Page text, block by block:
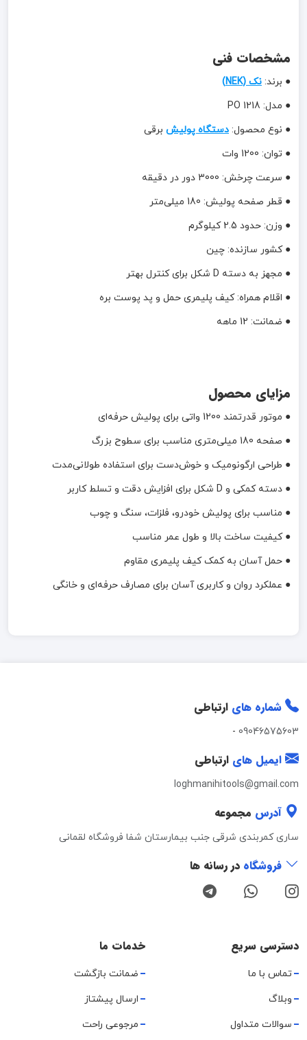
مشخصات فنی
● برند: نک (NEK)
● مدل: 1218 PO
● نوع محصول: دستگاه پولیش برقی
● توان: 1200 وات
● سرعت چرخش: 3000 دور در دقیقه
● قطر صفحه پولیش: 180 میلی‌متر
● وزن: حدود 2.5 کیلوگرم
● کشور سازنده: چین
● مجهز به دسته D شکل برای کنترل بهتر
● اقلام همراه: کیف پلیمری حمل و پد پوست بره
● ضمانت: 12 ماهه
مزایای محصول
● موتور قدرتمند 1200 واتی برای پولیش حرفه‌ای
● صفحه 180 میلی‌متری مناسب برای سطوح بزرگ
● طراحی ارگونومیک و خوش‌دست برای استفاده طولانی‌مدت
● دسته کمکی و D شکل برای افزایش دقت و تسلط کاربر
● مناسب برای پولیش خودرو، فلزات، سنگ و چوب
● کیفیت ساخت بالا و طول عمر مناسب
● حمل آسان به کمک کیف پلیمری مقاوم
● عملکرد روان و کاربری آسان برای مصارف حرفه‌ای و خانگی
شماره های ارتباطی
09046575603
-
ایمیل های ارتباطی
loghmanihitools@gmail.com
آدرس مجموعه
ساری کمربندی شرقی جنب بیمارستان شفا فروشگاه لقمانی
فروشگاه در رسانه ها
دسترسی سریع
تماس با ما
وبلاگ
سوالات متداول
خدمات ما
ضمانت بازگشت
ارسال پیشتاز
مرجوعی راحت